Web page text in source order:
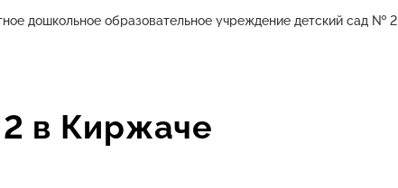
дошкольное образовательное учреждение детский сад № 2
в Киржаче